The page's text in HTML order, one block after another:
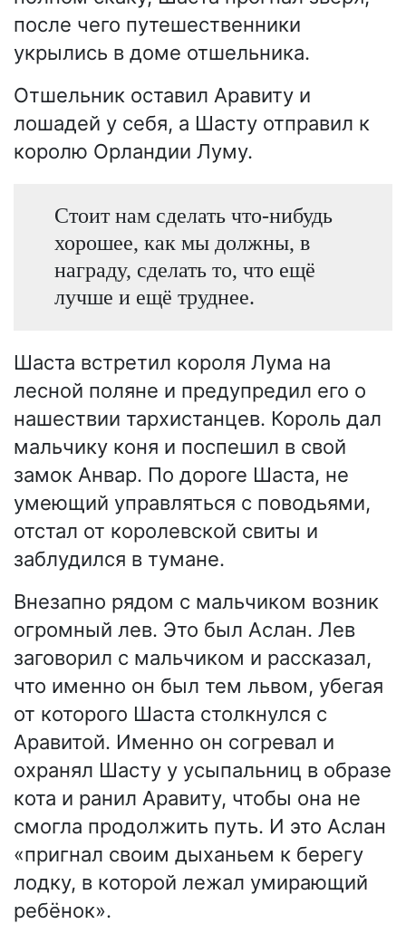
после чего путешественники
укрылись в доме отшельника.
Отшельник оставил Аравиту и
лошадей у себя, а Шасту отправил к
королю Орландии Луму.
Стоит нам сделать что-нибудь
хорошее, как мы должны, в
награду, сделать то, что ещё
лучше и ещё труднее.
Шаста встретил короля Лума на
лесной поляне и предупредил его о
нашествии тархистанцев. Король дал
мальчику коня и поспешил в свой
замок Анвар. По дороге Шаста, не
умеющий управляться с поводьями,
отстал от королевской свиты и
заблудился в тумане.
Внезапно рядом с мальчиком возник
огромный лев. Это был Аслан. Лев
заговорил с мальчиком и рассказал,
что именно он был тем львом, убегая
от которого Шаста столкнулся с
Аравитой. Именно он согревал и
охранял Шасту у усыпальниц в образе
кота и ранил Аравиту, чтобы она не
смогла продолжить путь. И это Аслан
«пригнал своим дыханьем к берегу
лодку, в которой лежал умирающий
ребёнок».